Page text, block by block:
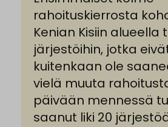
rahoituskierrosta
Kenian Kisiin alueella
järjestöihin, jotka
kuitenkaan ole
vielä muuta
päivään mennessä
saanut liki 20